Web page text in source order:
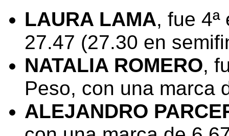
LAURA LAMA, fue
27.47 (27.30 en
NATALIA ROMERO,
Peso, con una marca
ALEJANDRO